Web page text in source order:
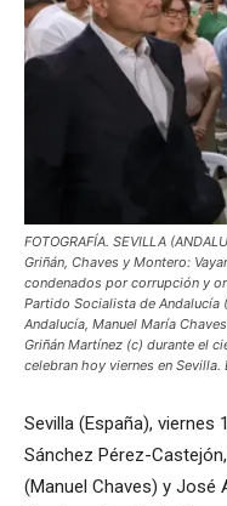
FOTOGRAFÍA. SEVILLA
Griñán, Chaves y Montero:
condenados por corrupción y
Partido Socialista de Andalucía
Andalucía, Manuel María
Griñán Martínez (c) durante el
celebran hoy viernes en Sevilla.
Sevilla (España), viernes
Sánchez Pérez-
(Manuel Chaves) y José